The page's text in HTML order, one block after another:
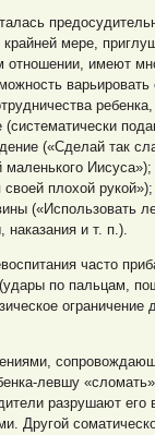
мере,
имеют
(«Сделай так
маленького
плохой
(«Использовать
наказания и т. п.).
часто
по пальцам,
ограничение
левшу
разрушают
Другой